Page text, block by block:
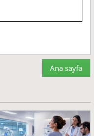
Ana sayfa